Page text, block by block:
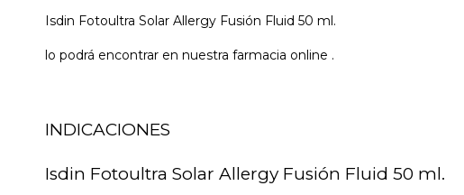
Isdin Fotoultra Solar Allergy Fusión Fluid 50 ml.
lo podrá encontrar en nuestra farmacia online .
INDICACIONES
Isdin Fotoultra Solar Allergy Fusión Fluid 50 ml.